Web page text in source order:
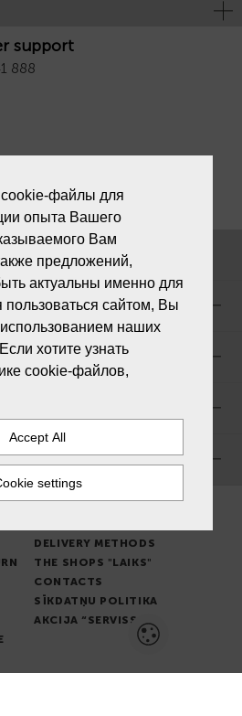
support
888
"LAIKS"
TERMS & CONDITIONS
DELIVERY METHODS
THE SHOPS "LAIKS"
CONTACTS
SĪKDATŅU POLITIKA
AKCIJA “SERVISS”
файлы для
опыта Вашего
Вам
предложений,
актуальны именно для
сайтом, Вы
наших
хотите узнать
cookie-файлов,